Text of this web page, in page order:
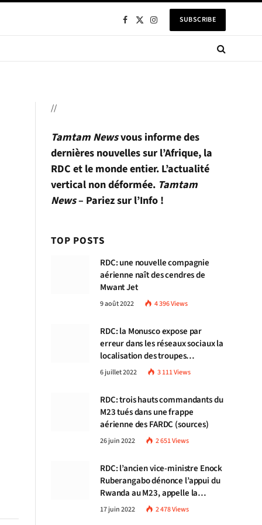
Facebook
X
InstagramSUBSCRIBE
//
Tamtam Newsvous informe des
dernières nouvelles sur l’Afrique, la
RDC et le monde entier. L’actualité
vertical non déformée. Tamtam
News– Pariez sur l’Info !
TOP POSTS
RDC: une nouvelle compagnie
aérienne naît des cendres de
Mwant Jet
9 août 2022 4 396Views
RDC: la Monusco expose par
erreur dans les réseaux sociaux la
localisation des troupes
congolaises
6 juillet 2022 3 111Views
RDC: trois hauts commandants du
M23 tués dans une frappe
aérienne des FARDC (sources)
26 juin 2022 2 651Views
RDC: l’ancien vice-ministre Enock
Ruberangabo dénonce l’appui du
Rwanda au M23, appelle la
communauté internationale à
stopper Kigali
17 juin 2022 2 478Views